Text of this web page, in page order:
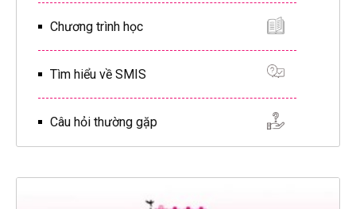
Chương trình học
Tìm hiểu về SMIS
Câu hỏi thường gặp